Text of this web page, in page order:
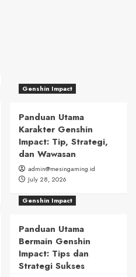
Genshin Impact
Panduan Utama
Karakter Genshin
Impact: Tip, Strategi,
dan Wawasan
admin@mesingaming.id
July 28, 2026
Genshin Impact
Panduan Utama
Bermain Genshin
Impact: Tips dan
Strategi Sukses